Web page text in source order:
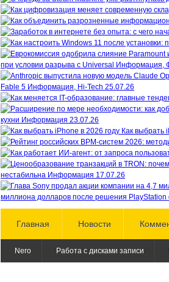
при условии разрыва с Universal Информация,
Fable 5 Информация, Hi-Tech 25.07.26
кухни Информация 23.07.26
Как выбрать
нестабильна Информация 17.07.26
миллиона долларов после решения PlayStation
Главная Новости
Nero Работа с дисками записи